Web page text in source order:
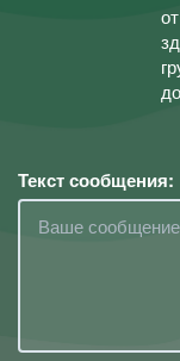
Текст сообщения: